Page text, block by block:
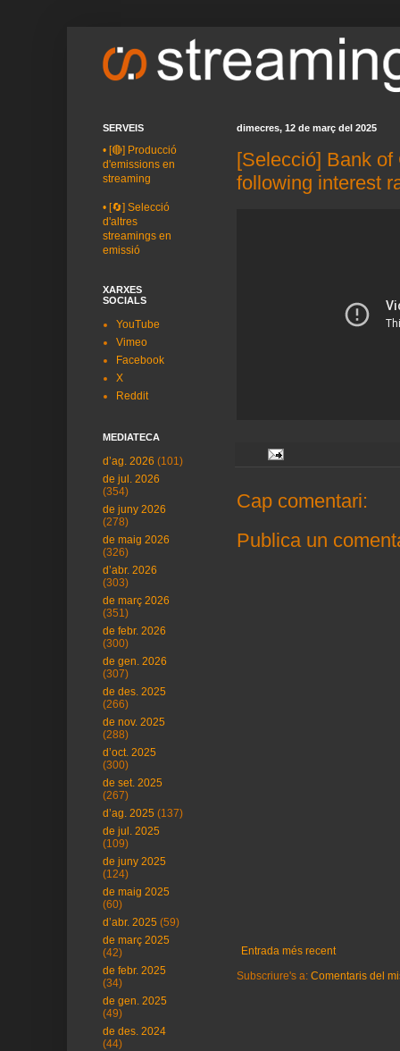
dimecres, 12 de març del 2025
[Selecció] Bank
following interest
Cap comentari:
Publica un
Entrada més recent
Subscriure's a: Comentaris del
SERVEIS
• [🔴] Producció
d'emissions en
streaming
• [🔄] Selecció
d'altres
streamings en
emissió
XARXES
SOCIALS
YouTube
Vimeo
Facebook
X
Reddit
MEDIATECA
d’ag. 2026 (101)
de jul. 2026
(354)
de juny 2026
(278)
de maig 2026
(326)
d’abr. 2026
(303)
de març 2026
(351)
de febr. 2026
(300)
de gen. 2026
(307)
de des. 2025
(266)
de nov. 2025
(288)
d’oct. 2025
(300)
de set. 2025
(267)
d’ag. 2025 (137)
de jul. 2025
(109)
de juny 2025
(124)
de maig 2025
(60)
d’abr. 2025 (59)
de març 2025
(42)
de febr. 2025
(34)
de gen. 2025
(49)
de des. 2024
(44)